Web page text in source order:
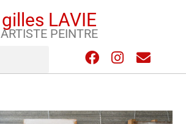
gilles LAVIE
ARTISTE PEINTRE